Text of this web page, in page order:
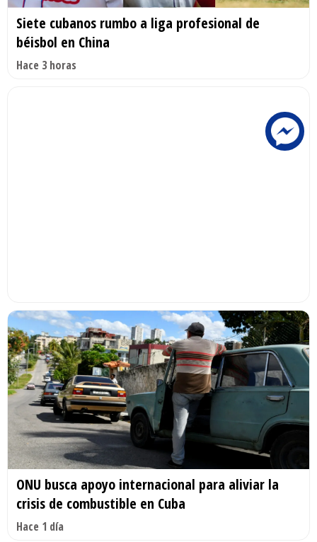
Siete cubanos rumbo a liga profesional de
béisbol en China
Hace 3 horas
ONU busca apoyo internacional para aliviar la
crisis de combustible en Cuba
Hace 1 día